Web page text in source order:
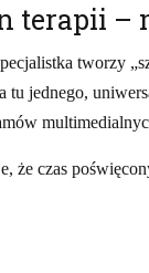
terapii –
tworzy
tu jednego,
że czas